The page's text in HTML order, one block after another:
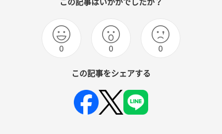
この記事はいかがでしたか？
0 0 0
この記事をシェアする